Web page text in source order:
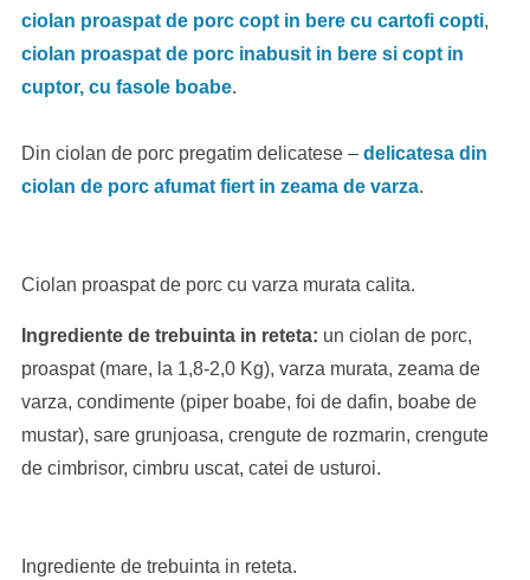
ciolan proaspat de porc copt in bere cu cartofi copti,
ciolan proaspat de porc inabusit in bere si copt in
cuptor, cu fasole boabe.
Din ciolan de porc pregatim delicatese – delicatesa din
ciolan de porc afumat fiert in zeama de varza.
Ciolan proaspat de porc cu varza murata calita.
Ingrediente de trebuinta in reteta: un ciolan de porc,
proaspat (mare, la 1,8-2,0 Kg), varza murata, zeama de
varza, condimente (piper boabe, foi de dafin, boabe de
mustar), sare grunjoasa, crengute de rozmarin, crengute
de cimbrisor, cimbru uscat, catei de usturoi.
Ingrediente de trebuinta in reteta.